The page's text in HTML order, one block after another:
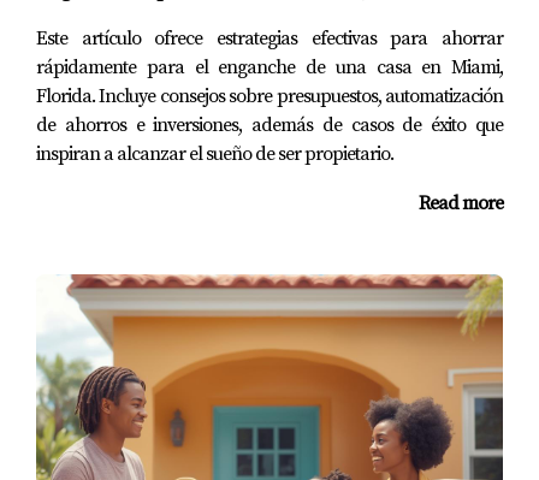
problemas. La compañía respondió rápidamente y
cubrió todos los daños.
Asegúrate de leer bien tu póliza y entender lo
que está cubierto. Es fundamental para evitar
¿Cómo puedo encontrar el mejor seguro para
mí?
Investiga varias compañías y pide recomendaciones a
amigos o familiares que hayan tenido experiencias
positivas.
Este artículo ofrece estrategias efectivas para ahorrar
rápidamente para el enganche de una casa en Miami,
Florida. Incluye consejos sobre presupuestos, automatización
de ahorros e inversiones, además de casos de éxito que
inspiran a alcanzar el sueño de ser propietario.
Read more